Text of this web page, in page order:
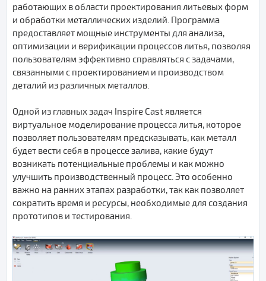
работающих в области проектирования литьевых форм
и обработки металлических изделий. Программа
предоставляет мощные инструменты для анализа,
оптимизации и верификации процессов литья, позволяя
пользователям эффективно справляться с задачами,
связанными с проектированием и производством
деталий из различных металлов.
Одной из главных задач Inspire Cast является
виртуальное моделирование процесса литья, которое
позволяет пользователям предсказывать, как металл
будет вести себя в процессе залива, какие будут
возникать потенциальные проблемы и как можно
улучшить производственный процесс. Это особенно
важно на ранних этапах разработки, так как позволяет
сократить время и ресурсы, необходимые для создания
прототипов и тестирования.